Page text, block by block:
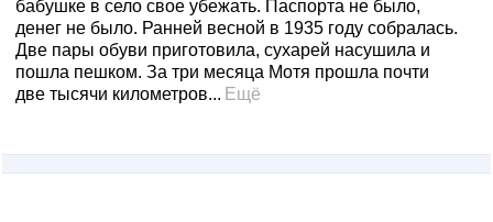
бабушке в село свое убежать. Паспорта не было,
денег не было. Ранней весной в 1935 году собралась.
Две пары обуви приготовила, сухарей насушила и
пошла пешком. За три месяца Мотя прошла почти
две тысячи километров... Ещё